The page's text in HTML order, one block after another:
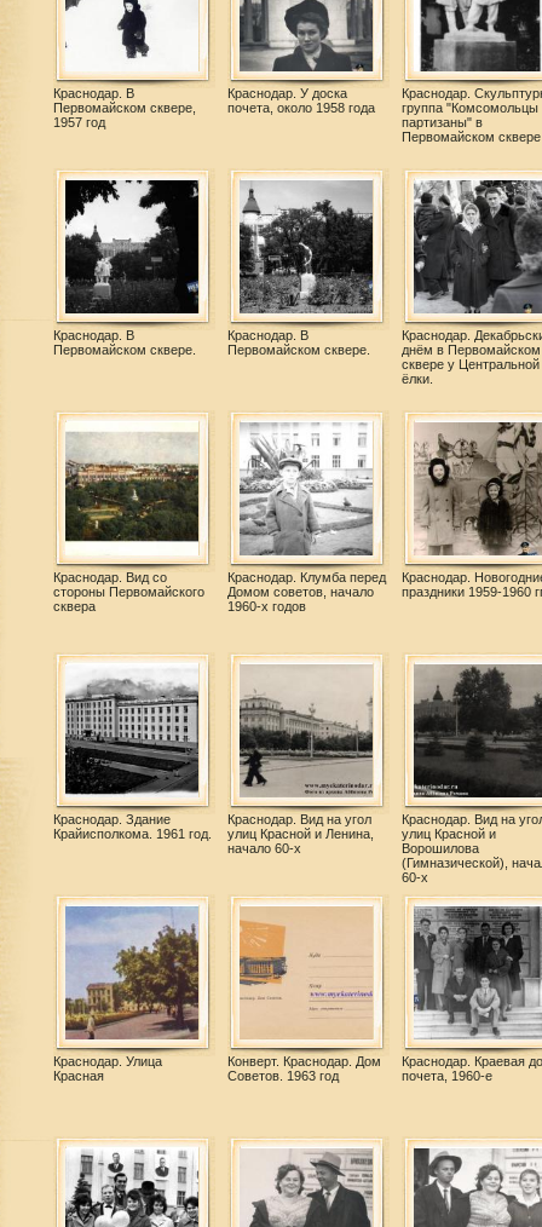
Краснодар. В
Первомайском сквере,
1957 год
Краснодар. У доска
почета, около 1958 года
Краснодар.
группа "Комсомольцы
партизаны" в
Первомайском сквере
Краснодар. В
Первомайском сквере.
Краснодар. В
Первомайском сквере.
Краснодар.
днём в Первомайском
сквере у Центральной
ёлки.
Краснодар. Вид со
стороны Первомайского
сквера
Краснодар. Клумба перед
Домом советов, начало
1960-х годов
Краснодар.
праздники 1959-1960
Краснодар. Здание
Крайисполкома. 1961 год.
Краснодар. Вид на угол
улиц Красной и Ленина,
начало 60-х
Краснодар. Вид на
улиц Красной и
Ворошилова
(Гимназической),
60-х
Краснодар. Улица
Красная
Конверт. Краснодар. Дом
Советов. 1963 год
Краснодар. Краевая
почета, 1960-е